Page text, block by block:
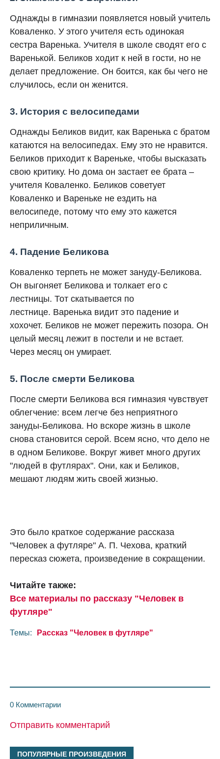
Однажды в гимназии появляется новый учитель
Коваленко. У этого учителя есть одинокая
сестра Варенька. Учителя в школе сводят его с
Варенькой. Беликов ходит к ней в гости, но не
делает предложение. Он боится, как бы чего не
случилось, если он женится.
3. История с велосипедами
Однажды Беликов видит, как Варенька с братом
катаются на велосипедах. Ему это не нравится.
Беликов приходит к Вареньке, чтобы высказать
свою критику. Но дома он застает ее брата –
учителя Коваленко. Беликов советует
Коваленко и Вареньке не ездить на
велосипеде, потому что ему это кажется
неприличным.
4. Падение Беликова
Коваленко терпеть не может зануду-Беликова.
Он выгоняет Беликова и толкает его с
лестницы. Тот скатывается по
лестнице. Варенька видит это падение и
хохочет. Беликов не может пережить позора. Он
целый месяц лежит в постели и не встает.
Через месяц он умирает.
5. После смерти Беликова
После смерти Беликова вся гимназия чувствует
облегчение: всем легче без неприятного
зануды-Беликова. Но вскоре жизнь в школе
снова становится серой. Всем ясно, что дело не
в одном Беликове. Вокруг живет много других
"людей в футлярах". Они, как и Беликов,
мешают людям жить своей жизнью.
Это было краткое содержание рассказа
"Человек a футляре" А. П. Чехова, краткий
пересказ сюжета, произведение в сокращении.
Читайте также:
Все материалы по рассказу "Человек в
футляре"
Темы: Рассказ "Человек в футляре"
0 Комментарии
Отправить комментарий
ПОПУЛЯРНЫЕ ПРОИЗВЕДЕНИЯ